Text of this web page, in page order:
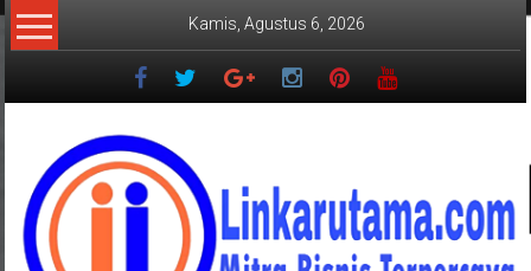
Lompat
ke
Kamis, Agustus 6, 2026